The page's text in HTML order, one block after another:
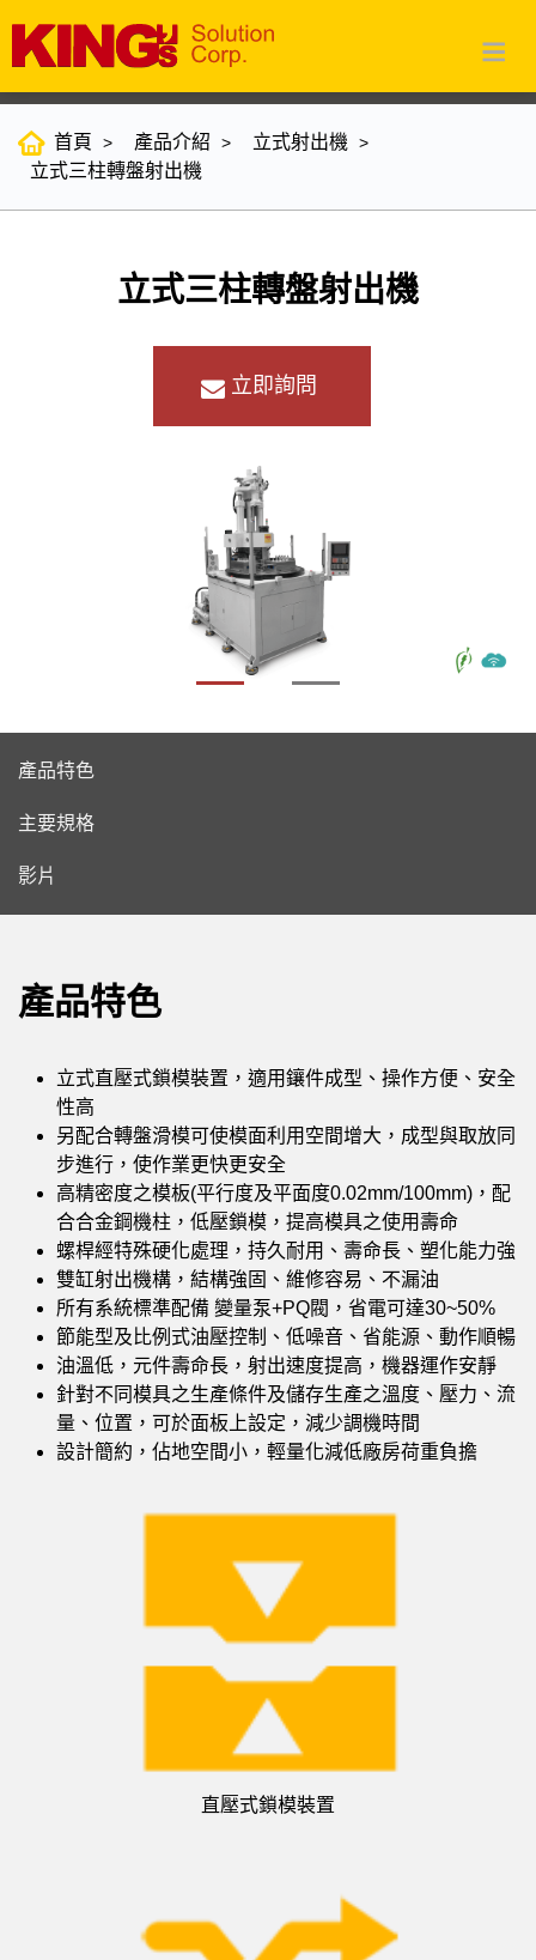
首頁 產品介紹
立式射出機
立式三柱轉盤射出機
立式三柱轉盤射出機
立即詢問
產品特色
主要規格
影片
產品特色
立式直壓式鎖模裝置，適用鑲件成型、操作方便、安全
性高
另配合轉盤滑模可使模面利用空間增大，成型與取放同
步進行，使作業更快更安全
高精密度之模板(平行度及平面度0.02mm/100mm)，配
合合金鋼機柱，低壓鎖模，提高模具之使用壽命
螺桿經特殊硬化處理，持久耐用、壽命長、塑化能力強
雙缸射出機構，結構強固、維修容易、不漏油
所有系統標準配備 變量泵+PQ閥，省電可達30~50%
節能型及比例式油壓控制、低噪音、省能源、動作順暢
油溫低，元件壽命長，射出速度提高，機器運作安靜
針對不同模具之生產條件及儲存生產之溫度、壓力、流
量、位置，可於面板上設定，減少調機時間
設計簡約，佔地空間小，輕量化減低廠房荷重負擔
直壓式鎖模裝置